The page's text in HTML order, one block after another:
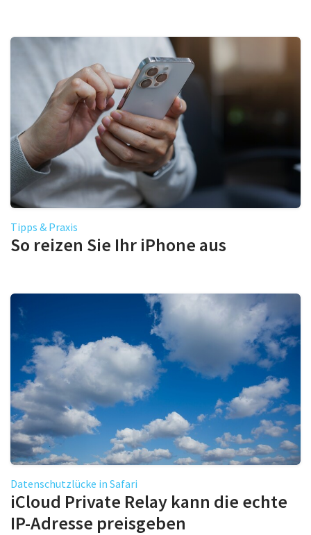
Tipps & Praxis
So reizen Sie Ihr iPhone aus
Datenschutzlücke in Safari
iCloud Private Relay kann die echte
IP-Adresse preisgeben